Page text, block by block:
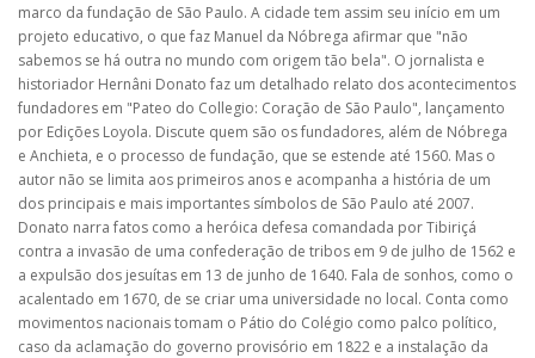
marco da fundação de São Paulo. A cidade tem assim seu início em um
projeto educativo, o que faz Manuel da Nóbrega afirmar que "não
sabemos se há outra no mundo com origem tão bela". O jornalista e
historiador Hernâni Donato faz um detalhado relato dos acontecimentos
fundadores em "Pateo do Collegio: Coração de São Paulo", lançamento
por Edições Loyola. Discute quem são os fundadores, além de Nóbrega
e Anchieta, e o processo de fundação, que se estende até 1560. Mas o
autor não se limita aos primeiros anos e acompanha a história de um
dos principais e mais importantes símbolos de São Paulo até 2007.
Donato narra fatos como a heróica defesa comandada por Tibiriçá
contra a invasão de uma confederação de tribos em 9 de julho de 1562 e
a expulsão dos jesuítas em 13 de junho de 1640. Fala de sonhos, como o
acalentado em 1670, de se criar uma universidade no local. Conta como
movimentos nacionais tomam o Pátio do Colégio como palco político,
caso da aclamação do governo provisório em 1822 e a instalação da